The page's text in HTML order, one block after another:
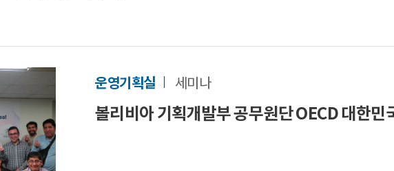
운영기획실 세미나
볼리비아 기획개발부 공무원단 OECD 대한민